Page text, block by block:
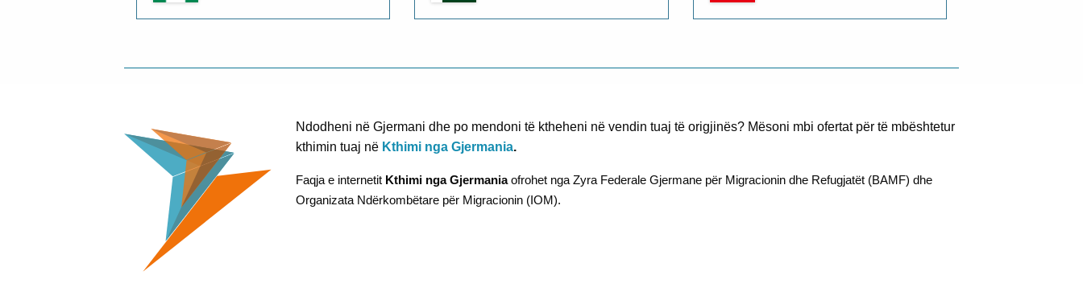
Ndodheni në Gjermani dhe po mendoni të ktheheni në vendin tuaj të origjinës? Mësoni mbi ofertat për të mbështetur
kthimin tuaj në Kthimi nga Gjermania.
Faqja e internetit Kthimi nga Gjermaniaofrohet nga Zyra Federale Gjermane për Migracionin dhe Refugjatët (BAMF) dhe
Organizata Ndërkombëtare për Migracionin (IOM).